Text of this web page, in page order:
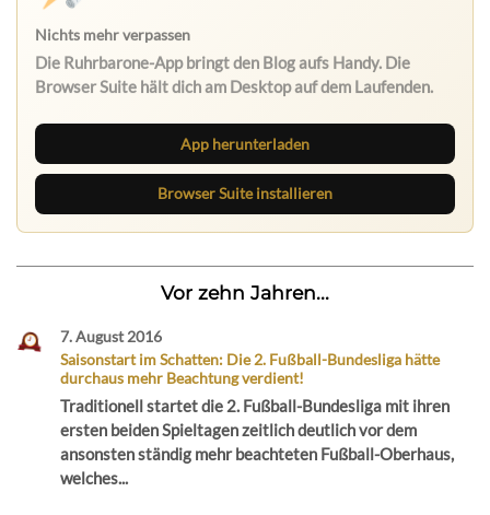
App herunterladen
Browser Suite installieren
Vor zehn Jahren...
7. August 2016
Saisonstart im Schatten: Die 2. Fußball-Bundesliga hätte
durchaus mehr Beachtung verdient!
Traditionell startet die 2. Fußball-Bundesliga mit ihren
ersten beiden Spieltagen zeitlich deutlich vor dem
ansonsten ständig mehr beachteten Fußball-Oberhaus,
welches...